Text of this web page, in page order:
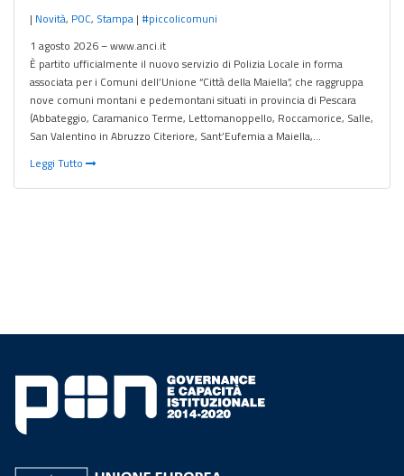
| Novità, POC, Stampa | #piccolicomuni
1 agosto 2026 – www.anci.it
È partito ufficialmente il nuovo servizio di Polizia Locale in forma
associata per i Comuni dell’Unione “Città della Maiella”, che raggruppa
nove comuni montani e pedemontani situati in provincia di Pescara
(Abbateggio, Caramanico Terme, Lettomanoppello, Roccamorice, Salle,
San Valentino in Abruzzo Citeriore, Sant’Eufemia a Maiella,…
Leggi Tutto